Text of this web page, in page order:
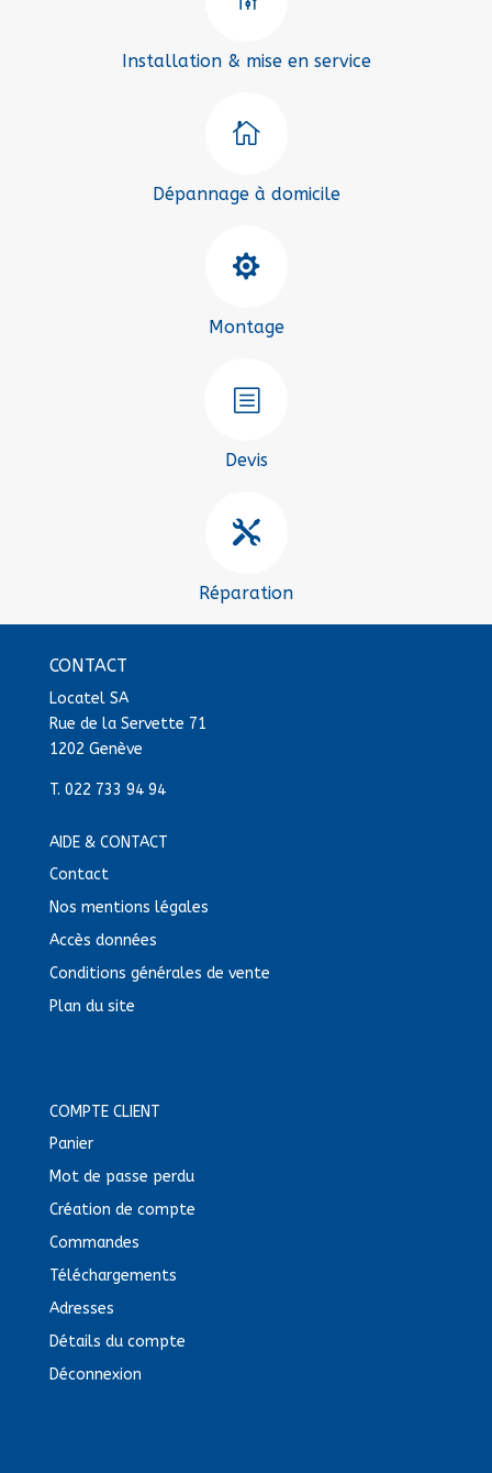
Installation & mise en service

Dépannage à domicile

Montage
b
Devis

Réparation
CONTACT
Locatel SA
Rue de la Servette 71
1202 Genève
T. 022 733 94 94
AIDE & CONTACT
Contact
Nos mentions légales
Accès données
Conditions générales de vente
Plan du site
COMPTE CLIENT
Panier
Mot de passe perdu
Création de compte
Commandes
Téléchargements
Adresses
Détails du compte
Déconnexion